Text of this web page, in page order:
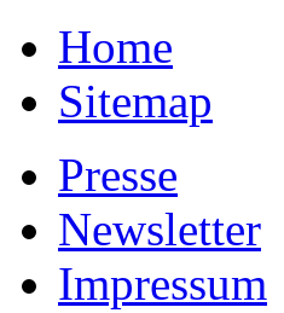
Home
Sitemap
Presse
Newsletter
Impressum